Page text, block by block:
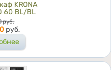
KRONA
60 BL/BL
руб.
руб.